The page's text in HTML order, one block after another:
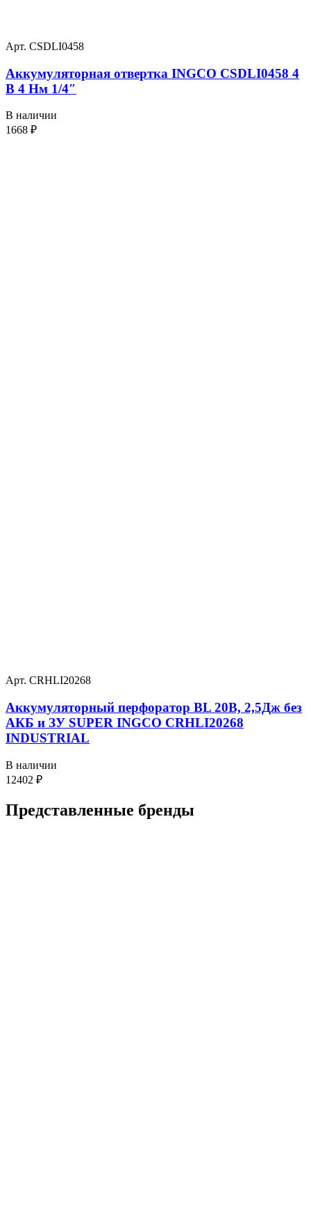
Арт. CSDLI0458
Аккумуляторная отвертка INGCO CSDLI0458 4
В 4 Нм 1/4″
В наличии
1668 ₽
Арт. CRHLI20268
Аккумуляторный перфоратор BL 20В, 2,5Дж без
АКБ и ЗУ SUPER INGCO CRHLI20268
INDUSTRIAL
В наличии
12402 ₽
Представленные бренды